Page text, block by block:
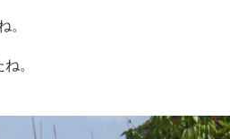
。
。